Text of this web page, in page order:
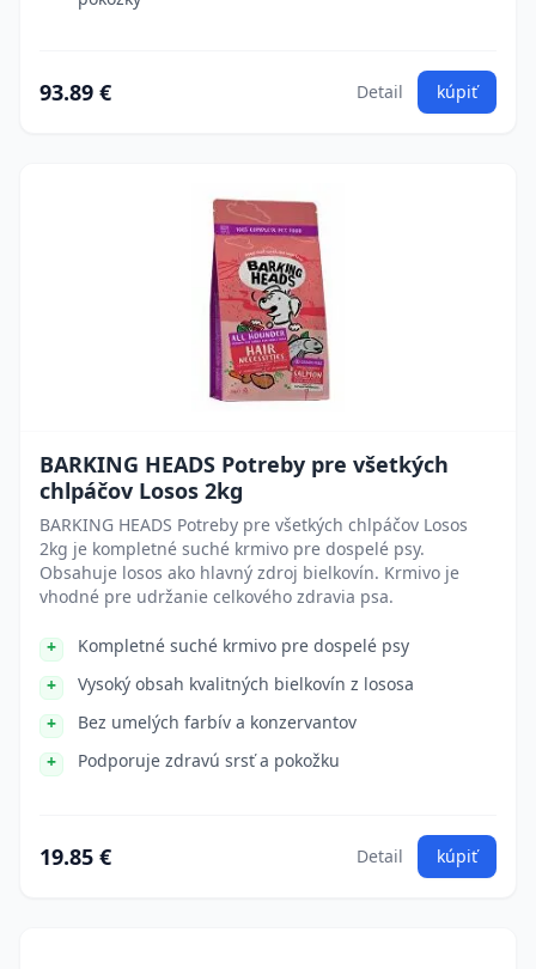
93.89 € Detail kúpiť
BARKING HEADS Potreby pre všetkých
chlpáčov Losos 2kg
BARKING HEADS Potreby pre všetkých chlpáčov Losos
2kg je kompletné suché krmivo pre dospelé psy.
Obsahuje losos ako hlavný zdroj bielkovín. Krmivo je
vhodné pre udržanie celkového zdravia psa.
Kompletné suché krmivo pre dospelé psy
Vysoký obsah kvalitných bielkovín z lososa
Bez umelých farbív a konzervantov
Podporuje zdravú srsť a pokožku
19.85 € Detail kúpiť